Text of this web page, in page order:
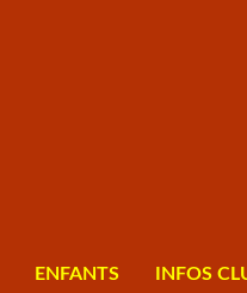
ENFANTS INFOS